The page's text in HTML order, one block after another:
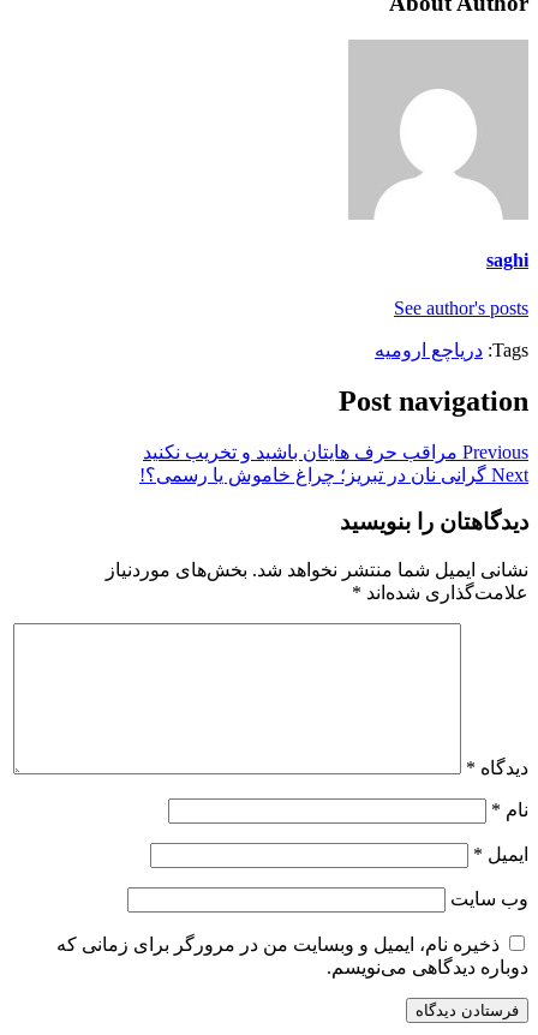
saghi
See author's posts
Tags: دریاچع ارومیه
Post navigation
Previous مراقب حرف هایتان باشید و تخریب نکنید
Next گرانی نان در تبریز؛ چراغ خاموش یا رسمی؟!
دیدگاهتان را بنویسید
نشانی ایمیل شما منتشر نخواهد شد. بخش‌های موردنیاز
علامت‌گذاری شده‌اند *
دیدگاه *
نام *
ایمیل *
وب‌ سایت
ذخیره نام، ایمیل و وبسایت من در مرورگر برای زمانی که
دوباره دیدگاهی می‌نویسم.